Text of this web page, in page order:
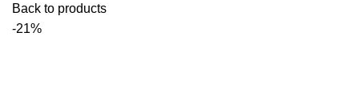
Back to products
-21%